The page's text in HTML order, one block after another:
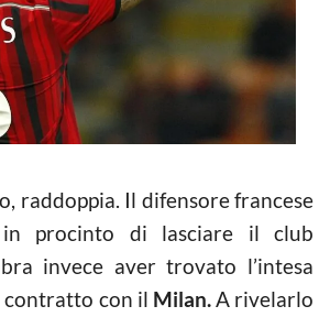
raddoppia. Il difensore francese
procinto di lasciare il club
invece aver trovato l’intesa
con il Milan.A rivelarlo